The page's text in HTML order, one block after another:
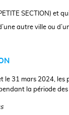
SECTION) et
autre ville ou
le 31 mars 2024,
la période